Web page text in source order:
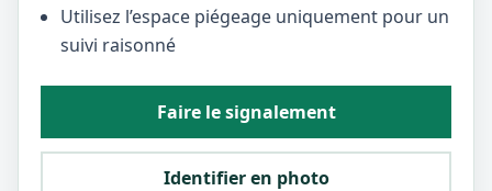
Utilisez l’espace piégeage uniquement pour un
suivi raisonné
Faire le signalement
Identifier en photo